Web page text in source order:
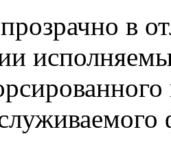
в